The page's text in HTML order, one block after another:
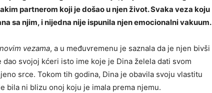
partnerom koji je došao u njen život. Svaka veza koju
sa njim, i nijedna nije ispunila njen emocionalni vakuum.
novim vezama, a u međuvremenu je saznala da je njen bivši
svojoj kćeri isto ime koje je Dina želela dati svom
srce. Tokom tih godina, Dina je obavila svoju vlastitu
bila ni blizu onoj koju je imala prema njemu.